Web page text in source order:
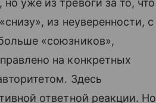
уже из тревоги за то, что
из неуверенности, с
«союзников»,
на конкретных
Здесь
ответной реакции. Но